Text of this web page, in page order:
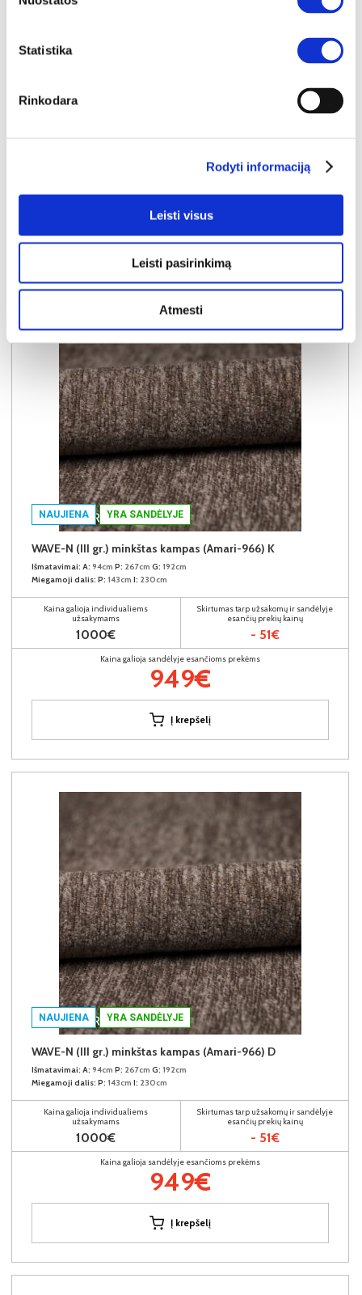
Statistika
Rinkodara
Rodyti informaciją
Leisti visus
Leisti pasirinkimą
Atmesti
GIOVANNI-S (I gr.) minkštas kampas su elektrine funkcija (Aphrodite-21) D
Kaina galioja individualiems
Skirtumas tarp užsakomų ir sandėlyje
esančių prekių kainų
1399€
Į krepšelį
NAUJIENA YRA SANDĖLYJE
WAVE-N (III gr.) minkštas kampas (Amari-966) K
Išmatavimai: A: 94cm P: 267cm G: 192cm
Miegamoji dalis: P: 143cm I: 230cm
Kaina galioja individualiems
užsakymams
1000€
Skirtumas tarp užsakomų ir sandėlyje
esančių prekių kainų
- 51€
Kaina galioja sandėlyje esančioms prekėms
949€
Į krepšelį
NAUJIENA YRA SANDĖLYJE
WAVE-N (III gr.) minkštas kampas (Amari-966) D
Išmatavimai: A: 94cm P: 267cm G: 192cm
Miegamoji dalis: P: 143cm I: 230cm
Kaina galioja individualiems
užsakymams
1000€
Skirtumas tarp užsakomų ir sandėlyje
esančių prekių kainų
- 51€
Kaina galioja sandėlyje esančioms prekėms
949€
Į krepšelį